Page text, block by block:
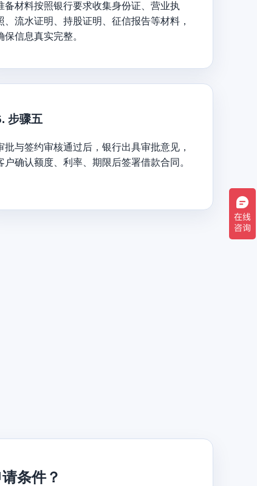
备材料按照银行要求收集身份证、营业执
、流水证明、持股证明、征信报告等材料，
保信息真实完整。
步骤五
批与签约审核通过后，银行出具审批意见，
户确认额度、利率、期限后签署借款合同。
条件？